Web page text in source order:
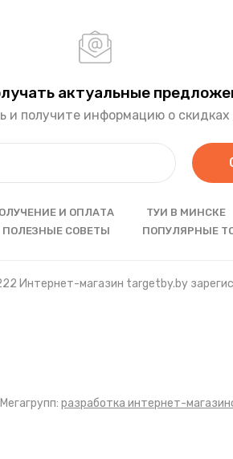
актуальные
и получите информацию о скидках
И ОПЛАТА ТУИ В МИНСКЕ
ПОЛЕЗНЫЕ СОВЕТЫ
ПОПУЛЯРНЫЕ
Интернет-магазин targetby.by
разработка интернет-